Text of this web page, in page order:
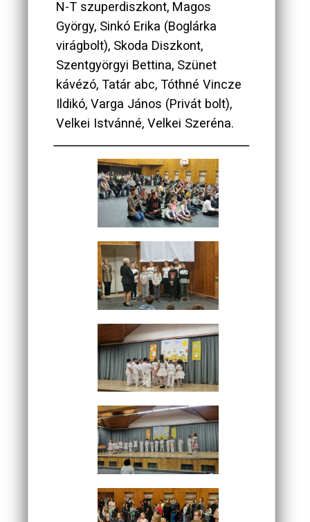
N-T szuperdiszkont, Magos
György, Sinkó Erika (Boglárka
virágbolt), Skoda Diszkont,
Szentgyörgyi Bettina, Szünet
kávézó, Tatár abc, Tóthné Vincze
Ildikó, Varga János (Privát bolt),
Velkei Istvánné, Velkei Szeréna.